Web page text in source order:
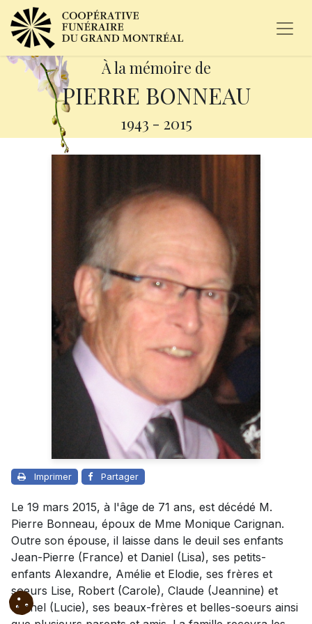
À la mémoire de
PIERRE BONNEAU
1943 - 2015
Imprimer Partager
Le 19 mars 2015, à l'âge de 71 ans, est décédé M.
Pierre Bonneau, époux de Mme Monique Carignan.
Outre son épouse, il laisse dans le deuil ses enfants
Jean-Pierre (France) et Daniel (Lisa), ses petits-
enfants Alexandre, Amélie et Elodie, ses frères et
soeurs Lise, Robert (Carole), Claude (Jeannine) et
Michel (Lucie), ses beaux-frères et belles-soeurs ainsi